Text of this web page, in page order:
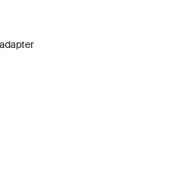
Svart (selected)